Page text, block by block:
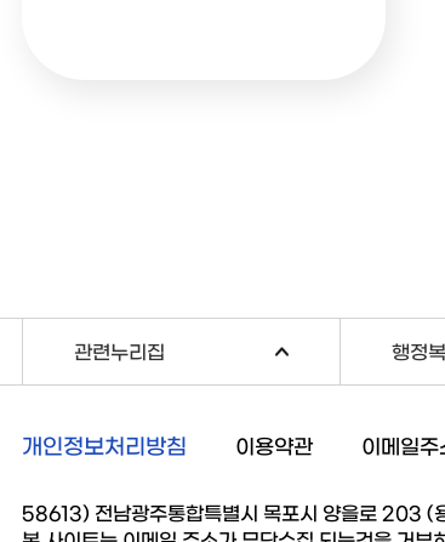
관련누리집 행정
개인정보처리방침 이용약관 이메일주
58613) 전남광주통합특별시 목포시 양을로
본 사이트는 이메일 주소가 무단수집 되는것을 거부